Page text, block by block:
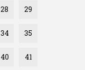
28 29
34 35
40 41